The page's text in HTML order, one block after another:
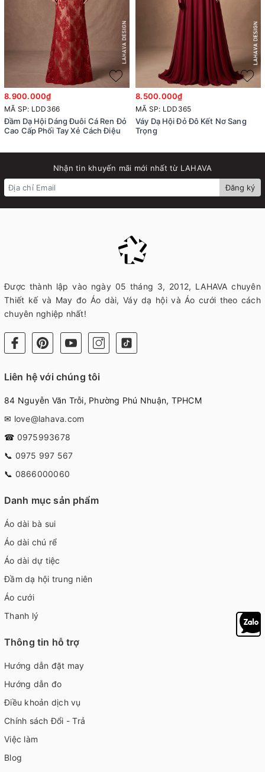
8.900.000₫
MÃ SP: LDD366
Đầm Dạ Hội Dáng Đuôi Cá Ren Đỏ
Cao Cấp Phối Tay Xẻ Cách Điệu
8.500.000₫
MÃ SP: LDD365
Váy Dạ Hội Đỏ Đô Kết Nơ Sang
Trọng
Nhận tin khuyến mãi mới nhất từ LAHAVA
Đăng ký
Được thành lập vào ngày 05 tháng 3, 2012, LAHAVA chuyên
Thiết kế và May đo Áo dài, Váy dạ hội và Áo cưới theo cách
chuyên nghiệp nhất!
Liên hệ với chúng tôi
84 Nguyễn Văn Trỗi, Phường Phú Nhuận, TPHCM
✉ love@lahava.com
☎ 0975993678
📞 0975 997 567
📞 0866000060
Danh mục sản phẩm
Áo dài bà sui
Áo dài chú rể
Áo dài dự tiệc
Đầm dạ hội trung niên
Áo cưới
Thanh lý
Thông tin hỗ trợ
Hướng dẫn đặt may
Hướng dẫn đo
Điều khoản dịch vụ
Chính sách Đổi - Trả
Việc làm
Blog